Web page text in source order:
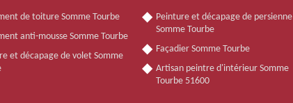
de toiture Somme Tourbe
anti-mousse Somme Tourbe
et décapage de volet Somme
Peinture et décapage de persienne
Somme Tourbe
Façadier Somme Tourbe
Artisan peintre d'intérieur Somme
Tourbe 51600